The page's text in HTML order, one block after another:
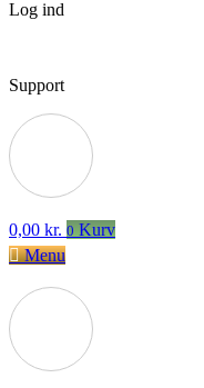
Log ind
Support
0,00 kr. 0 Kurv
Menu